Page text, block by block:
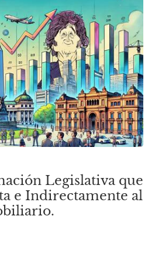
Legislativa que
e Indirectamente al